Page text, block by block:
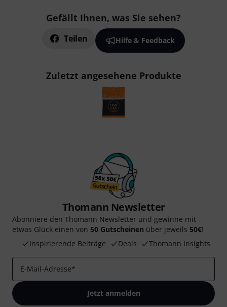
Gefällt Ihnen, was Sie sehen?
Teilen Hilfe & Feedback
Zuletzt angesehene Produkte
Thomann Newsletter
Abonniere den Thomann Newsletter und gewinne mit
etwas Glück einen von 50 Gutscheinen über jeweils 50€!
Inspirierende Beiträge
Deals Thomann Insights
E-Mail-Adresse*
Jetzt anmelden